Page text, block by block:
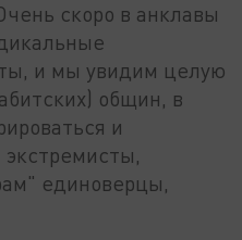
скоро в анклавы
и мы увидим целую
общин, в
и
единоверцы,